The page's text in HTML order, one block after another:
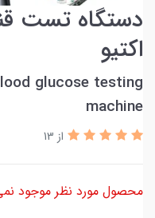
دستگاه تست
اکتیو
glucose testing
machine
از 13
محصول مورد نظر موجود